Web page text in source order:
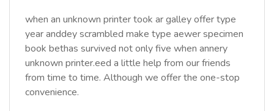
when an unknown printer took ar galley offer type
year anddey scrambled make type aewer specimen
book bethas survived not only five when annery
unknown printer.eed a little help from our friends
from time to time. Although we offer the one-stop
convenience.